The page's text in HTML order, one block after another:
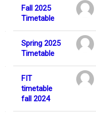
Fall 2025
Timetable
Spring 2025
Timetable
FIT
timetable
fall 2024